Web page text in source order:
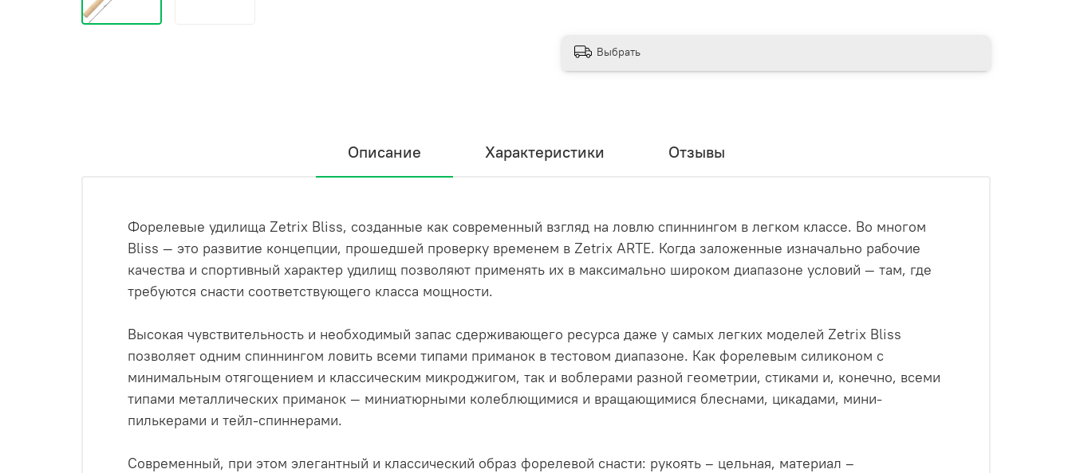
Выбрать
Описание Характеристики Отзывы
Форелевые удилища Zetrix Bliss, созданные как современный взгляд на ловлю спиннингом в легком классе. Во многом
Bliss — это развитие концепции, прошедшей проверку временем в Zetrix ARTE. Когда заложенные изначально рабочие
качества и спортивный характер удилищ позволяют применять их в максимально широком диапазоне условий — там, где
требуются снасти соответствующего класса мощности.
Высокая чувствительность и необходимый запас сдерживающего ресурса даже у самых легких моделей Zetrix Bliss
позволяет одним спиннингом ловить всеми типами приманок в тестовом диапазоне. Как форелевым силиконом с
минимальным отягощением и классическим микроджигом, так и воблерами разной геометрии, стиками и, конечно, всеми
типами металлических приманок — миниатюрными колеблющимися и вращающимися блеснами, цикадами, мини-
пилькерами и тейл-спиннерами.
Современный, при этом элегантный и классический образ форелевой снасти: рукоять – цельная, материал –